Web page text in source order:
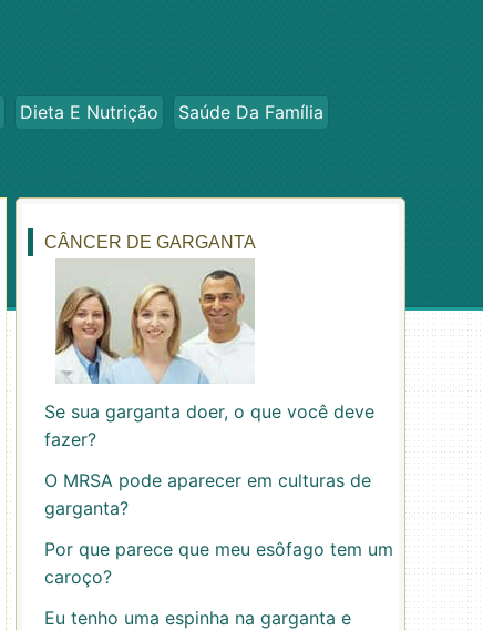
Dieta E Nutrição
Saúde Da Família
CÂNCER DE GARGANTA
Se sua garganta doer, o que você deve
fazer?
O MRSA pode aparecer em culturas de
garganta?
Por que parece que meu esôfago tem um
caroço?
Eu tenho uma espinha na garganta e